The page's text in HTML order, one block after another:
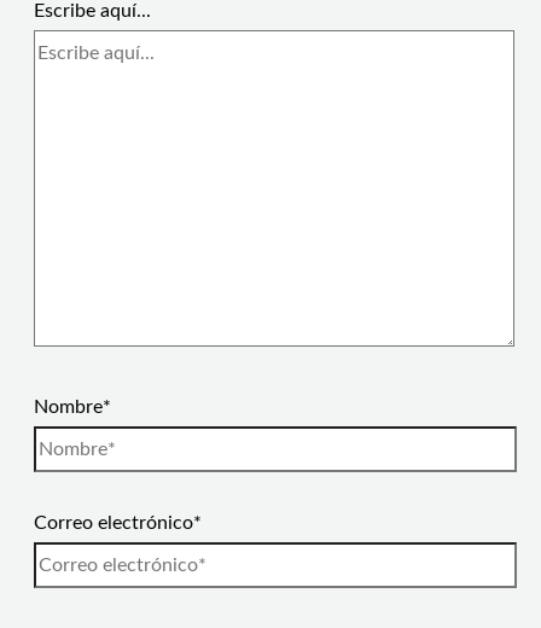
Escribe aquí...
Nombre*
Correo electrónico*